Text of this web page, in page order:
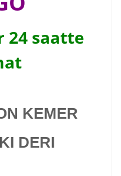
24 saatte
KEMER
DERI